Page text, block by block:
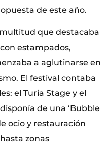
de este año.
que destacaba
estampados,
a aglutinarse en
El festival contaba
el Turia Stage y el
de una ‘Bubble
ocio y restauración
hasta zonas